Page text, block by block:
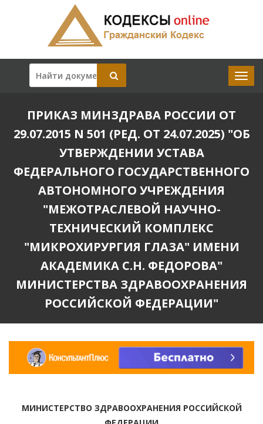
ПРИКАЗ МИНЗДРАВА РОССИИ ОТ
29.07.2015 N 501 (РЕД. ОТ 24.07.2025) "ОБ
УТВЕРЖДЕНИИ УСТАВА
ФЕДЕРАЛЬНОГО ГОСУДАРСТВЕННОГО
АВТОНОМНОГО УЧРЕЖДЕНИЯ
"МЕЖОТРАСЛЕВОЙ НАУЧНО-
ТЕХНИЧЕСКИЙ КОМПЛЕКС
"МИКРОХИРУРГИЯ ГЛАЗА" ИМЕНИ
АКАДЕМИКА С.Н. ФЕДОРОВА"
МИНИСТЕРСТВА ЗДРАВООХРАНЕНИЯ
РОССИЙСКОЙ ФЕДЕРАЦИИ"
МИНИСТЕРСТВО ЗДРАВООХРАНЕНИЯ РОССИЙСКОЙ